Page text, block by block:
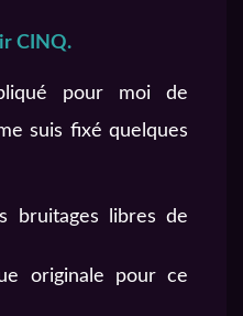
CINQ.
pour moi de
suis fixé quelques
bruitages libres de
originale pour ce